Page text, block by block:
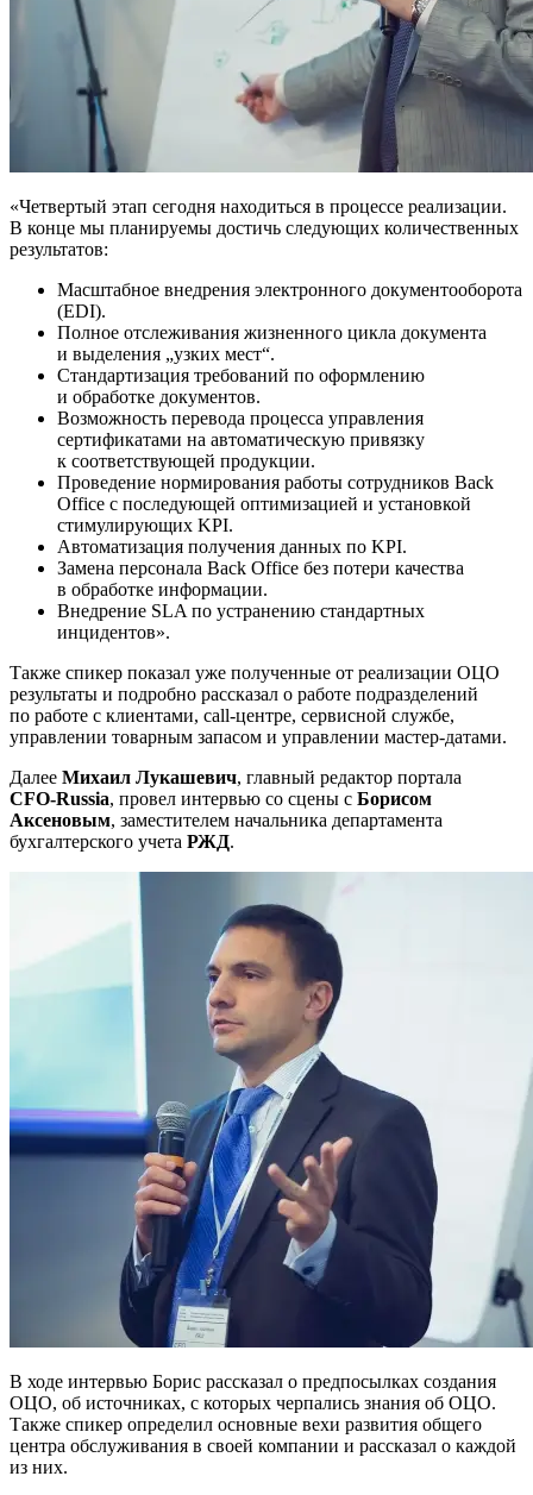
«Четвертый этап сегодня находиться в процессе реализации.
В конце мы планируемы достичь следующих количественных
результатов:
Масштабное внедрения электронного документооборота
(EDI).
Полное отслеживания жизненного цикла документа
и выделения „узких мест“.
Стандартизация требований по оформлению
и обработке документов.
Возможность перевода процесса управления
сертификатами на автоматическую привязку
к соответствующей продукции.
Проведение нормирования работы сотрудников Back
Office с последующей оптимизацией и установкой
стимулирующих KPI.
Автоматизация получения данных по KPI.
Замена персонала Back Office без потери качества
в обработке информации.
Внедрение SLA по устранению стандартных
инцидентов».
Также спикер показал уже полученные от реализации ОЦО
результаты и подробно рассказал о работе подразделений
по работе с клиентами, call-центре, сервисной службе,
управлении товарным запасом и управлении мастер-датами.
Далее Михаил Лукашевич, главный редактор портала
CFO-Russia, провел интервью со сцены с Борисом
Аксеновым, заместителем начальника департамента
бухгалтерского учета РЖД.
В ходе интервью Борис рассказал о предпосылках создания
ОЦО, об источниках, с которых черпались знания об ОЦО.
Также спикер определил основные вехи развития общего
центра обслуживания в своей компании и рассказал о каждой
из них.